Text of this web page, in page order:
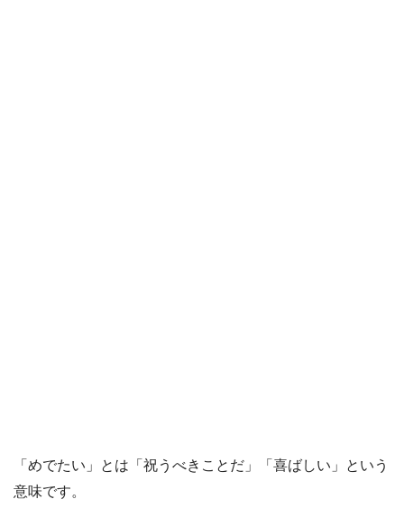
「めでたい」とは「祝うべきことだ」「喜ばしい」という
意味です。